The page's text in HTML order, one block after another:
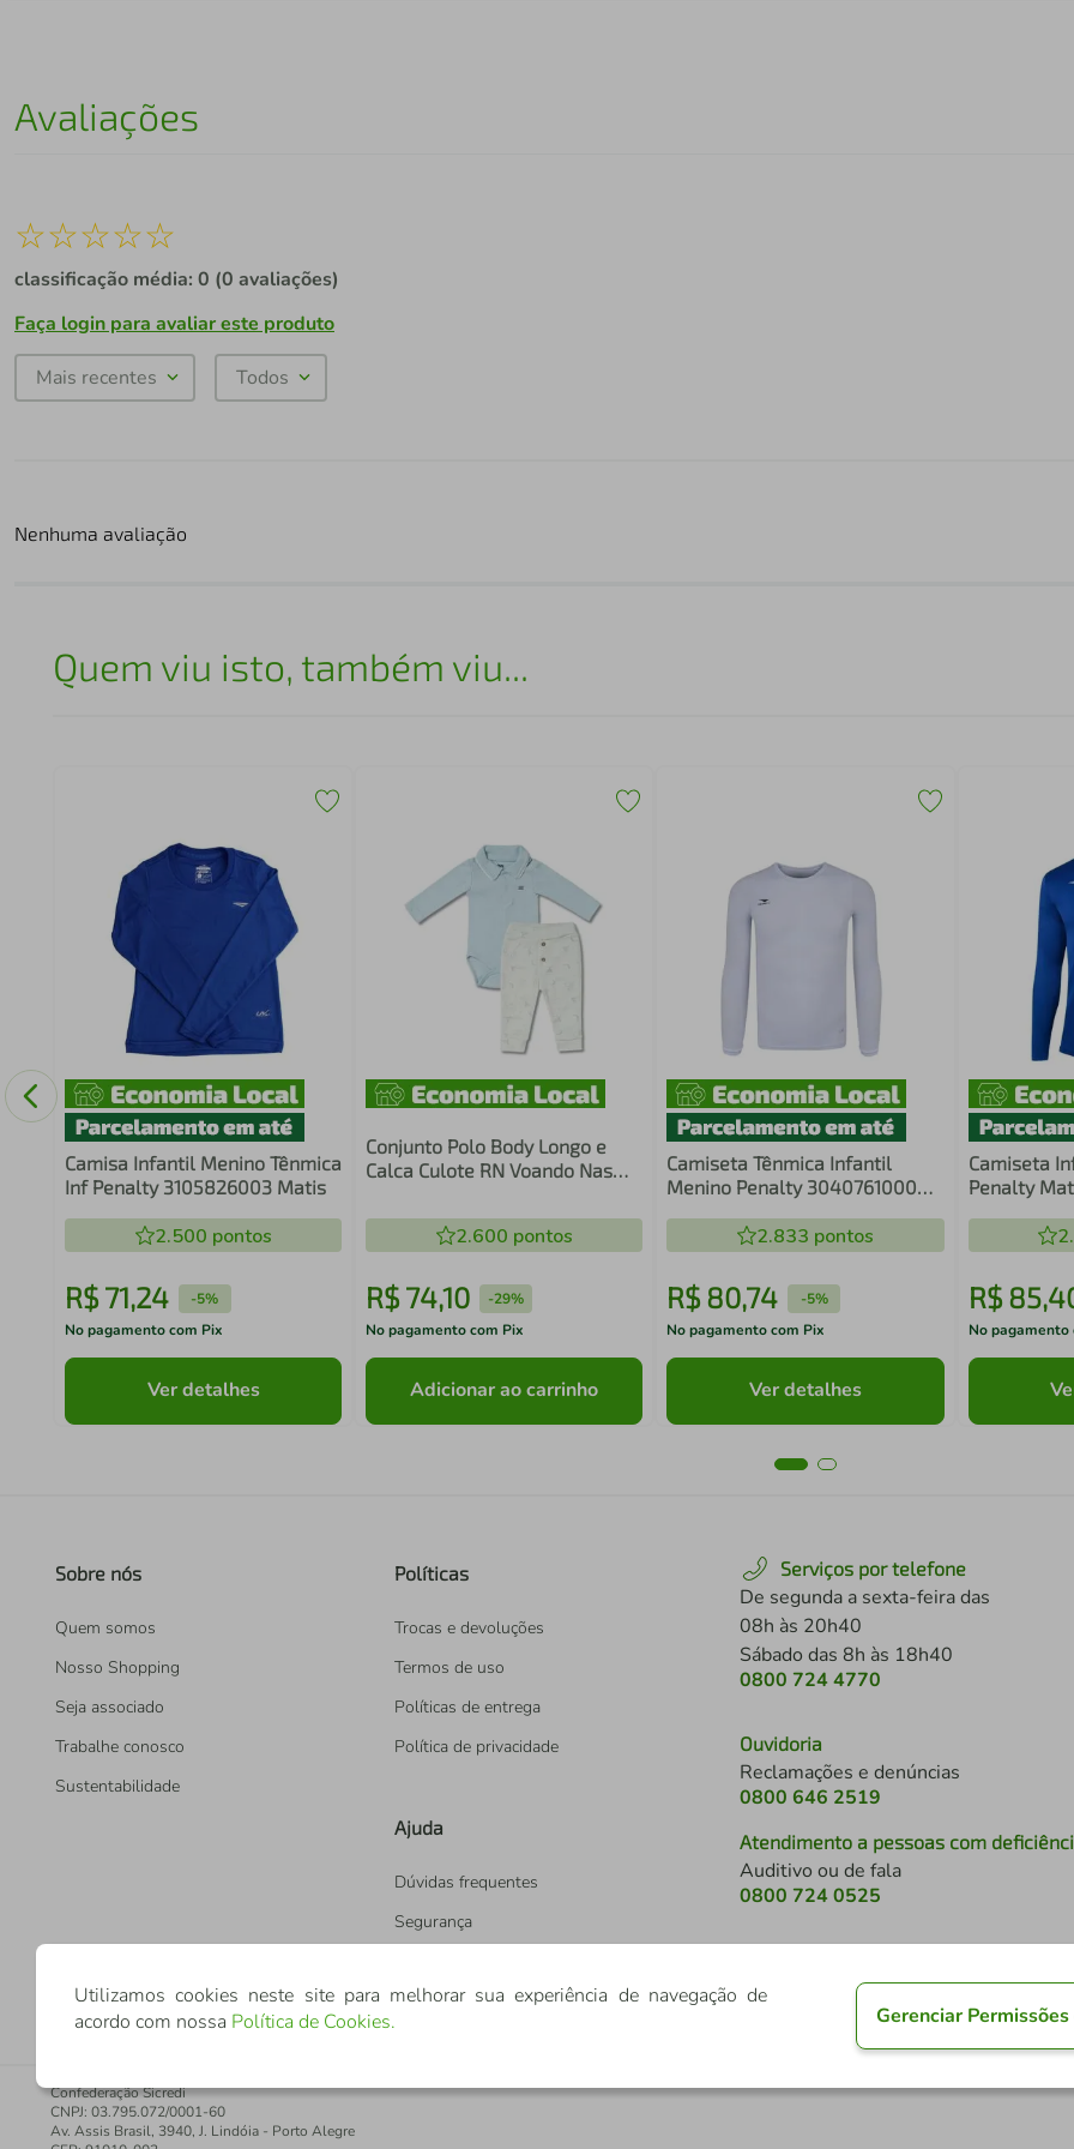
Avaliações
☆☆☆☆☆
classificação média: 0 (0 avaliações)
Faça login para avaliar este produto
Mais recentes Todos
Nenhuma avaliação
Quem viu isto, também viu...
Camisa Infantil Menino Tênmica
Inf Penalty 3105826003 Matis
2.500 pontos
R$ 71,24 -5%
No pagamento com Pix
Ver detalhes
Conjunto Polo Body Longo e
Calca Culote RN Voando Nas
2.600 pontos
R$ 74,10 -29%
No pagamento com Pix
Adicionar ao carrinho
Camiseta Tênmica Infantil
Menino Penalty 304076100008
2.833 pontos
R$80,74 -5%
No pagamento com Pix
Ver detalhes
Camiseta
Penalty
R$ 85,
No pagamento
Sobre nós
Quem somos
Nosso Shopping
Seja associado
Trabalhe conosco
Sustentabilidade
Políticas
Trocas e devoluções
Termos de uso
Políticas de entrega
Política de privacidade
Ajuda
Dúvidas frequentes
Segurança
Serviços por telefone
De segunda a sexta-feira das
08h às 20h40
Sábado das 8h às 18h40
0800 724 4770
Ouvidoria
Reclamações e denúncias
0800 646 2519
Atendimento a pessoas com
Auditivo ou de fala
0800 724 0525
Confederação Sicredi
CNPJ: 03.795.072/0001-60
Av. Assis Brasil, 3940, J. Lindóia - Porto Alegre
Utilizamos cookies neste site para melhorar sua experiência de navegação de
acordo com nossa Política de Cookies. Gerenciar